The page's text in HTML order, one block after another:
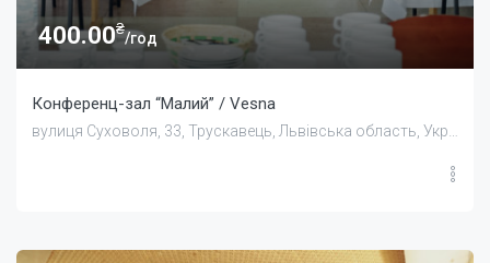
400.00₴
/год
Конференц-зал “Малий” / Vesna